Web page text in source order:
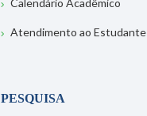
Calendário Acadêmico
Atendimento ao Estudante
PESQUISA